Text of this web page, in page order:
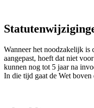
Wanneer het noodzakelijk is
aangepast, hoeft dat niet
kunnen nog tot 5 jaar na
In die tijd gaat de Wet boven